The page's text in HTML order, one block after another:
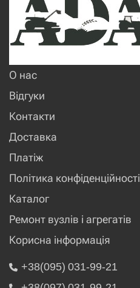
О нас
Відгуки
Контакти
Доставка
Платіж
Політика конфіденційності
Каталог
Ремонт вузлів і агрегатів
Корисна інформація
+38(095) 031-99-21